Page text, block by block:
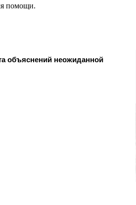
помощи.
объяснений неожиданной